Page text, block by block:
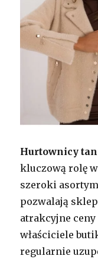
Hurtownicy
kluczową rolę
szeroki
pozwalają
atrakcyjne
właściciele
regularnie